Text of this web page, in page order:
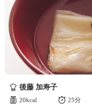
後藤 加寿子
20kcal
25分